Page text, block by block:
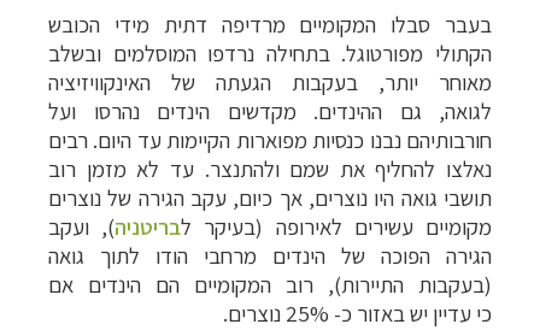
בעבר סבלו המקומיים מרדיפה דתית מידי הכובש
הקתולי מפורטוגל. בתחילה נרדפו המוסלמים ובשלב
מאוחר יותר, בעקבות הגעתה של האינקוויזיציה
לגואה, גם ההינדים. מקדשים הינדים נהרסו ועל
חורבותיהם נבנו כנסיות מפוארות הקיימות עד היום. רבים
נאלצו להחליף את שמם ולהתנצר. עד לא מזמן רוב
תושבי גואה היו נוצרים, אך כיום, עקב הגירה של נוצרים
מקומיים עשירים לאירופה (בעיקר לבריטניה), ועקב
הגירה הפוכה של הינדים מרחבי הודו לתוך גואה
(בעקבות התיירות), רוב המקומיים הם הינדים אם
כי עדיין יש באזור כ- 25% נוצרים.